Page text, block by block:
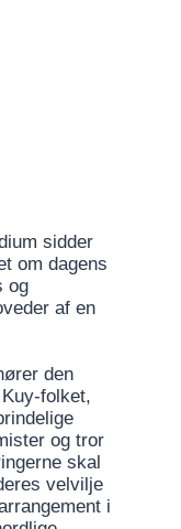
sidder
om dagens
og
af en
den
folket,
og tror
skal
velvilje
i